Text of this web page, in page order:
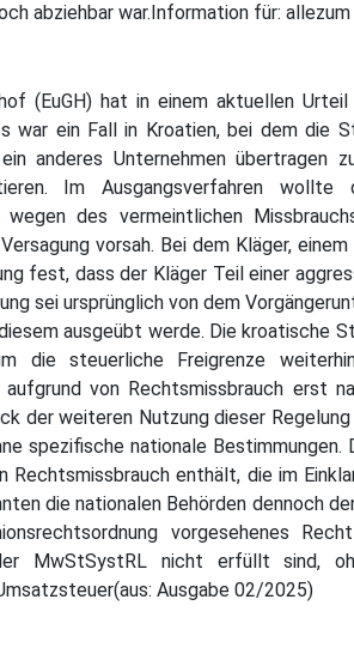
abziehbar war.Information für:
(EuGH) hat in einem aktuellen
war ein Fall in Kroatien, bei dem die
anderes Unternehmen übertragen
Im Ausgangsverfahren wollte
wegen des vermeintlichen
vorsah. Bei dem Kläger,
fest, dass der Kläger Teil einer
sei ursprünglich von dem
ausgeübt werde. Die kroatische
die steuerliche Freigrenze
aufgrund von Rechtsmissbrauch erst
der weiteren Nutzung dieser
spezifische nationale
Rechtsmissbrauch enthält, die im
die nationalen Behörden dennoch
vorgesehenes
MwStSystRL nicht erfüllt sind,
Ausgabe 02/2025)